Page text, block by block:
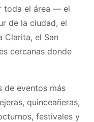
toda el área — el
de la ciudad, el
Clarita, el San
cercanas donde
de eventos más
quinceañeras,
festivales y